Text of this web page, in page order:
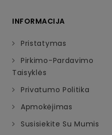
INFORMACIJA
Pristatymas
Pirkimo-Pardavimo
Taisyklės
Privatumo Politika
Apmokėjimas
Susisiekite Su Mumis